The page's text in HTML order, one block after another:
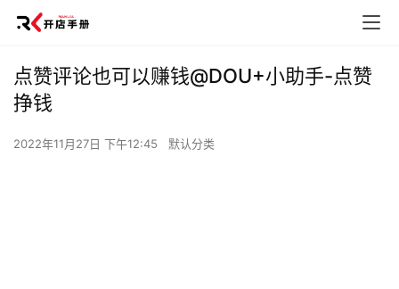
点赞评论也可以赚钱@DOU+小助手-点赞
挣钱
2022年11月27日 下午12:45 默认分类